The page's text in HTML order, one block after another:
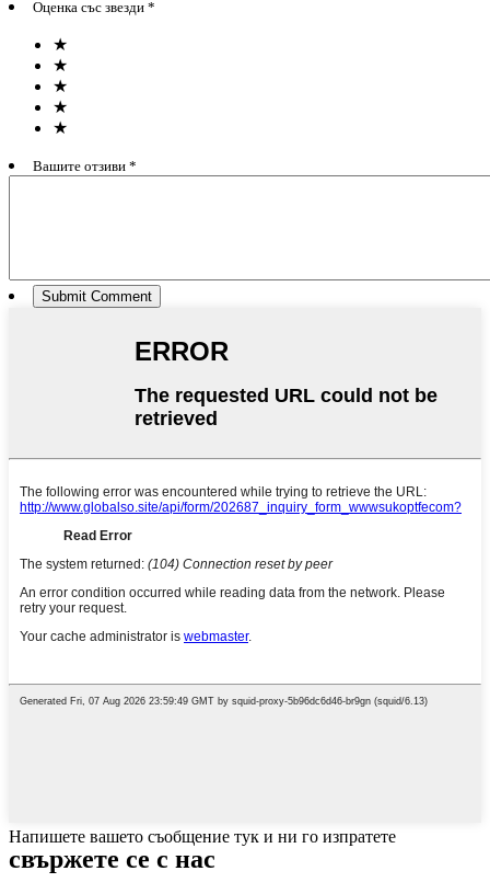
Оценка със звезди *
★
★
★
★
★
Вашите отзиви *
Напишете вашето съобщение тук и ни го изпратете
свържете се с нас